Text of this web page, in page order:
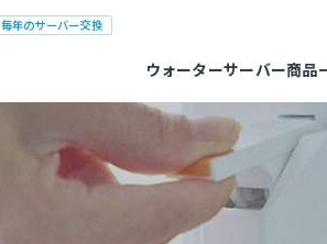
毎年のサーバー交換
ウォーターサーバー商品